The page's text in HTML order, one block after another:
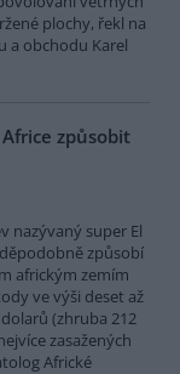
plochy, řekl na
a obchodu Karel
způsobit
nazývaný super El
způsobí
africkým zemím
ve výši deset až
(zhruba 212
zasažených
Africké